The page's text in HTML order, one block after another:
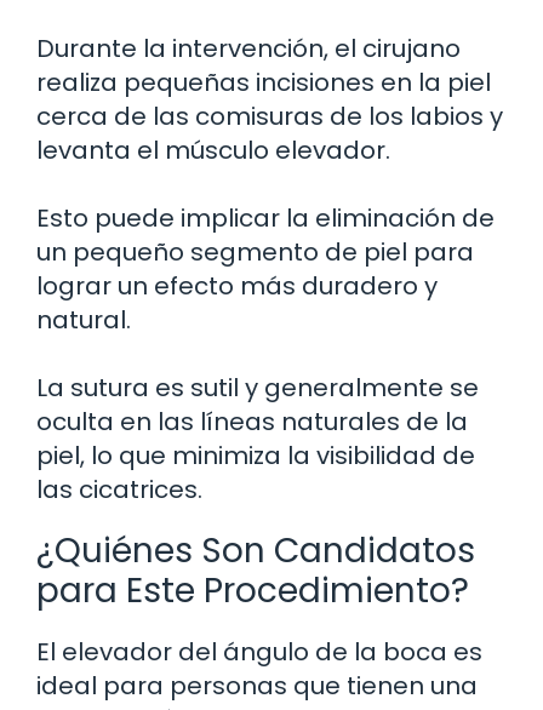
Durante la intervención, el cirujano
realiza pequeñas incisiones en la piel
cerca de las comisuras de los labios y
levanta el músculo elevador.
Esto puede implicar la eliminación de
un pequeño segmento de piel para
lograr un efecto más duradero y
natural.
La sutura es sutil y generalmente se
oculta en las líneas naturales de la
piel, lo que minimiza la visibilidad de
las cicatrices.
¿Quiénes Son Candidatos
para Este Procedimiento?
El elevador del ángulo de la boca es
ideal para personas que tienen una